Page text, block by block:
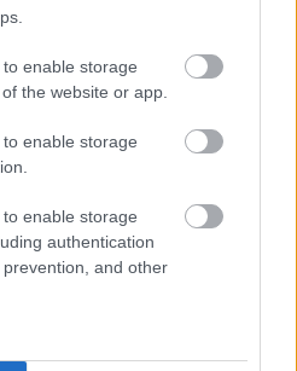
enable storage
the website or app.
enable storage
enable storage
authentication
and other
που θα αλλάξει τον τρόπο